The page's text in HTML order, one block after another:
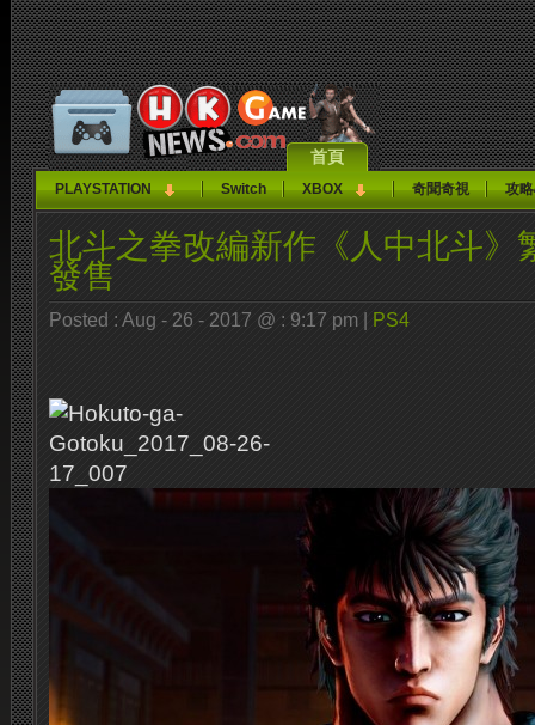
首頁
PLAYSTATION Switch XBOX 奇聞奇視 攻
北斗之拳改編新作《人中北斗》
發售
Posted : Aug - 26 - 2017 @ : 9:17 pm | PS4